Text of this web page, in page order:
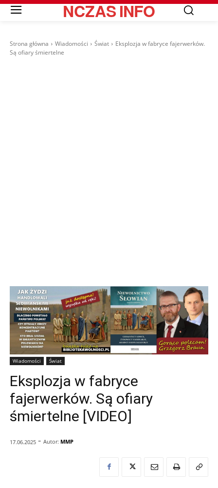
NCZASINFO
Strona główna Wiadomości Świat
Eksplozja w fabryce fajerwerków.
Są ofiary śmiertelne
Wiadomości Świat
Eksplozja w fabryce
fajerwerków. Są ofiary
śmiertelne [VIDEO]
17.06.2025 - Autor: MMP